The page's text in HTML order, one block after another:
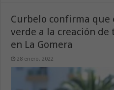
Curbelo confirma que
verde a la creación de
en La Gomera
28 enero, 2022